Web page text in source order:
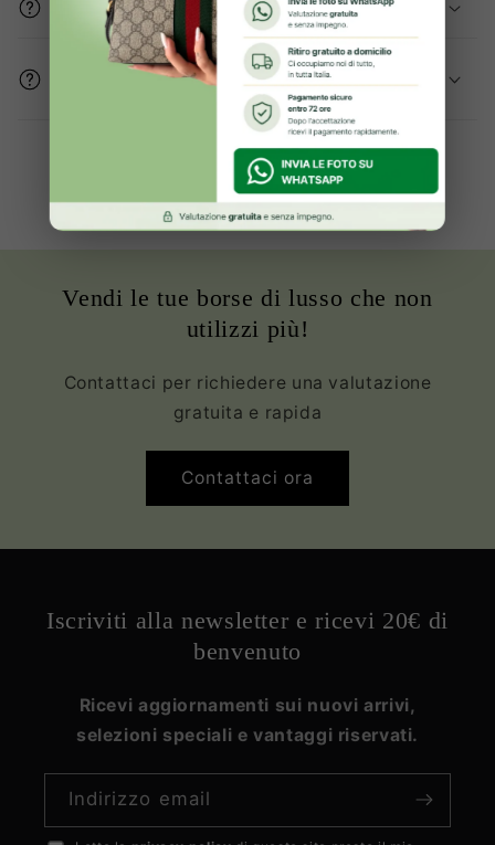
Gli articoli sono originali?
Come mi assicurate che le condizioni del
prodotto sono buone?
Oltre 2000+ clienti Soddisfatte ed
Innamorate della propria borsa
Vendi le tue borse di lusso che non
utilizzi più!
Contattaci per richiedere una valutazione
gratuita e rapida
Contattaci ora
Iscriviti alla newsletter e ricevi 20€ di
benvenuto
Ricevi aggiornamenti sui nuovi arrivi,
selezioni speciali e vantaggi riservati.
Indirizzo email